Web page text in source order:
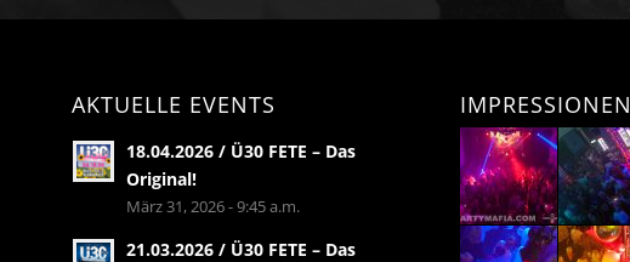
AKTUELLE EVENTS
18.04.2026 / Ü30 FETE – Das
Original!
März 31, 2026 - 9:45 a.m.
21.03.2026 / Ü30 FETE – Das
IMPRESSIONEN